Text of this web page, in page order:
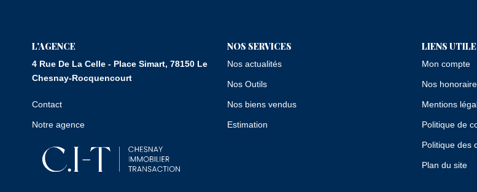
L'AGENCE
4 Rue De La Celle - Place Simart, 78150 Le
Chesnay-Rocquencourt
Contact
Notre agence
NOS SERVICES
Nos actualités
Nos Outils
Nos biens vendus
Estimation
LIENS
Mon compte
Nos
Mentions
Politique de
Politique des
Plan du site